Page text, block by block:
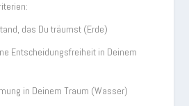
das Du träumst (Erde)
Entscheidungsfreiheit in Deinem
in Deinem Traum (Wasser)